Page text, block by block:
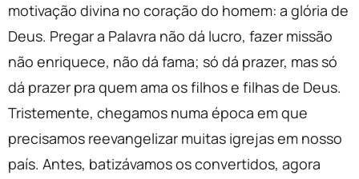
motivação divina no coração do homem: a glória de
Deus. Pregar a Palavra não dá lucro, fazer missão
não enriquece, não dá fama; só dá prazer, mas só
dá prazer pra quem ama os filhos e filhas de Deus.
Tristemente, chegamos numa época em que
precisamos reevangelizar muitas igrejas em nosso
país. Antes, batizávamos os convertidos, agora